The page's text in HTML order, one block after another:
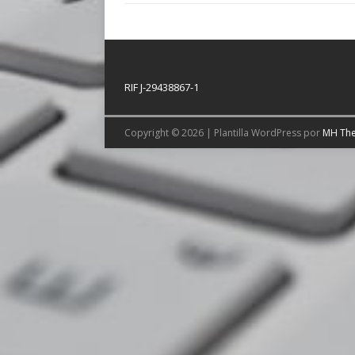
RIF J-29438867-1
Copyright © 2026 | Plantilla WordPress por MH